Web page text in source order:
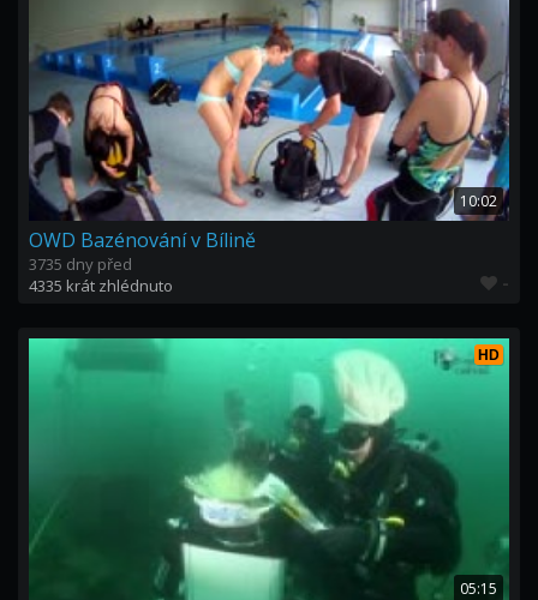
10:02
OWD Bazénování v Bílině
3735 dny před
4335 krát zhlédnuto
-
HD
05:15